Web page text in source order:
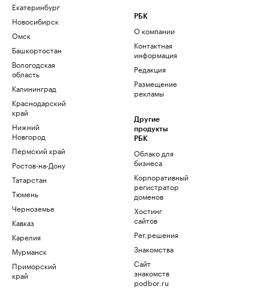
Екатеринбург
Новосибирск
Омск
Башкортостан
Вологодская
область
Калининград
Краснодарский
край
Нижний
Новгород
Пермский край
Ростов-на-Дону
Татарстан
Тюмень
Черноземье
Кавказ
Карелия
Мурманск
Приморский
край
РБК
О компании
Контактная
информация
Редакция
Размещение
рекламы
Другие
продукты
РБК
Облако для
бизнеса
Корпоративный
регистратор
доменов
Хостинг
сайтов
Рег.решения
Знакомства
Сайт
знакомств
podbor.ru